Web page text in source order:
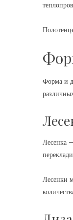
Форма и
Лесенка
Лесенки